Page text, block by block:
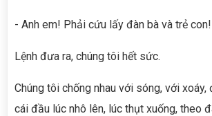
- Anh em! Phải cứu lấy đàn bà và trẻ con!
Lệnh đưa ra, chúng tôi hết sức.
Chúng tôi chống nhau với sóng, với
cái đầu lúc nhô lên, lúc thụt xuống, theo